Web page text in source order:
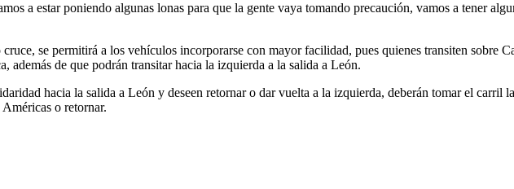
a estar poniendo algunas lonas para que la gente vaya tomando precaución, vamos a tener
se permitirá a los vehículos incorporarse con mayor facilidad, pues quienes transiten sobre
además de que podrán transitar hacia la izquierda a la salida a León.
hacia la salida a León y deseen retornar o dar vuelta a la izquierda, deberán tomar el carril
o retornar.